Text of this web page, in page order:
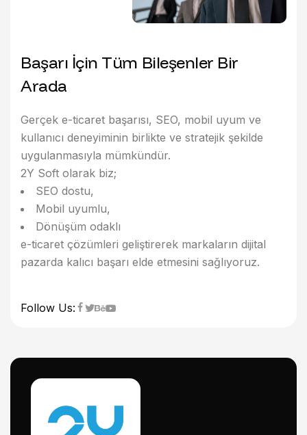
Başarı İçin Tüm Bileşenler Bir
Arada
Gerçek e-ticaret başarısı, SEO, mobil uyum ve
kullanıcı deneyiminin birlikte ve stratejik şekilde
uygulanmasıyla mümkündür.
2Y Soft olarak biz;
SEO dostu,
Mobil uyumlu,
Dönüşüm odaklı
e-ticaret çözümleri geliştirerek markaların dijital
pazarda kalıcı başarı elde etmesini sağlıyoruz.
Follow Us: